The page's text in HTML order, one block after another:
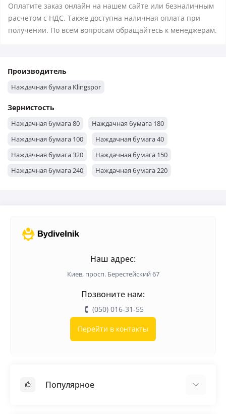
Оплатите заказ онлайн на нашем сайте или безналичным
расчетом с НДС. Также доступна наличная оплата при
получении. По всем вопросам обращайтесь к менеджерам.
Производитель
Наждачная бумага Klingspor
Зернистость
Наждачная бумага 80
Наждачная бумага 180
Наждачная бумага 100
Наждачная бумага 40
Наждачная бумага 320
Наждачная бумага 150
Наждачная бумага 240
Наждачная бумага 220
Наш адрес:
Киев, просп. Берестейский 67
Позвоните нам:
(050) 016-31-55
Перейти в контакты
Популярное